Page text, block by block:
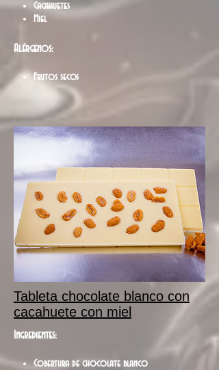
Cacahuetes
Miel
Alérgenos:
Frutos secos
Tableta chocolate blanco con
cacahuete con miel
Ingredientes:
Cobertura de chocolate blanco